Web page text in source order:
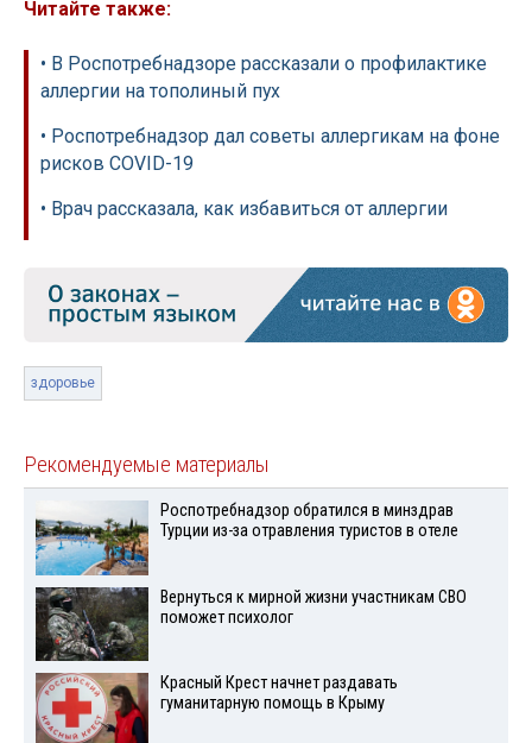
Читайте также:
• В Роспотребнадзоре рассказали о профилактике
аллергии на тополиный пух
• Роспотребнадзор дал советы аллергикам на фоне
рисков COVID-19
• Врач рассказала, как избавиться от аллергии
здоровье
Рекомендуемые материалы
Роспотребнадзор обратился в минздрав
Турции из-за отравления туристов в отеле
Вернуться к мирной жизни участникам СВО
поможет психолог
Красный Крест начнет раздавать
гуманитарную помощь в Крыму